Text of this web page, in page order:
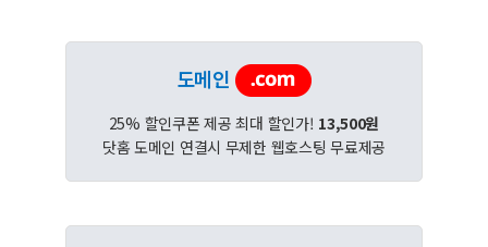
도메인
25% 할인쿠폰 제공 최대 할인가! 13,500원
닷홈 도메인 연결시 무제한 웹호스팅 무료제공